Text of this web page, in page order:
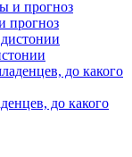
прогноз
до какого